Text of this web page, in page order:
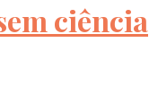
ciência